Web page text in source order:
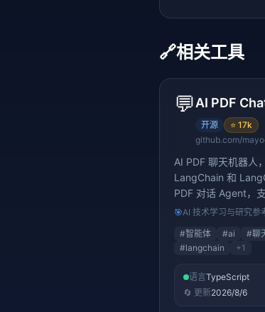
🔗相关工具
💬AI PDF
开源 ⭐ 17k
AI PDF 聊天机器人
LangChain 和
PDF 对话 Agent，
行智能问答
🎯AI 技术学习与研究参
#智能体 #ai #聊
#langchain +1
语言TypeScript
🔄 更新2026/8/6